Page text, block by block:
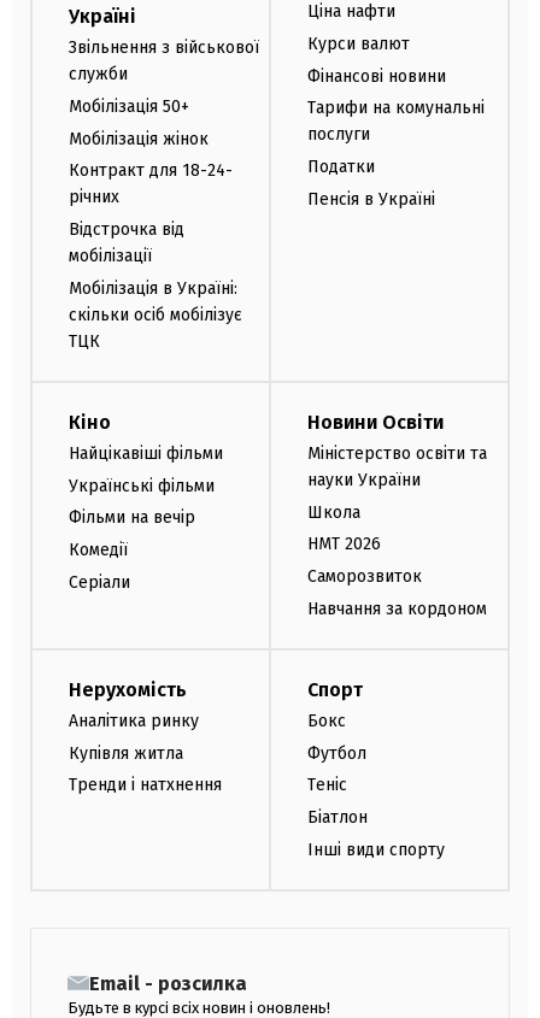
Україні
Звільнення з військової
служби
Мобілізація 50+
Мобілізація жінок
Контракт для 18-24-
річних
Відстрочка від
мобілізації
Мобілізація в Україні:
скільки осіб мобілізує
ТЦК
Ціна нафти
Курси валют
Фінансові новини
Тарифи на комунальні
послуги
Податки
Пенсія в Україні
Кіно
Найцікавіші фільми
Українські фільми
Фільми на вечір
Комедії
Серіали
Новини Освіти
Міністерство освіти та
науки України
Школа
НМТ 2026
Саморозвиток
Навчання за кордоном
Нерухомість
Аналітика ринку
Купівля житла
Тренди і натхнення
Спорт
Бокс
Футбол
Теніс
Біатлон
Інші види спорту
Email - розсилка
Будьте в курсі всіх новин і оновлень!